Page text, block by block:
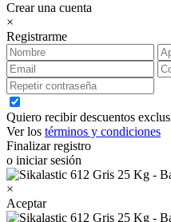
Crear una cuenta
×
Registrarme
Quiero recibir descuentos
Ver los términos y condiciones
Finalizar registro
o iniciar sesión
×
Aceptar